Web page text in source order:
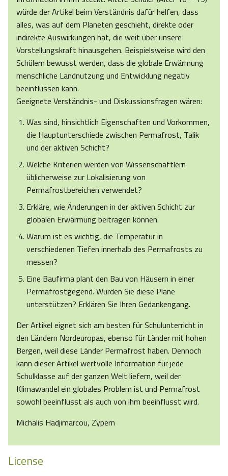
würde der Artikel beim Verständnis dafür helfen, dass
alles, was auf dem Planeten geschieht, direkte oder
indirekte Auswirkungen hat, die weit über unsere
Vorstellungskraft hinausgehen. Beispielsweise wird den
Schülern bewusst werden, dass die globale Erwärmung
menschliche Landnutzung und Entwicklung negativ
beeinflussen kann.
Geeignete Verständnis- und Diskussionsfragen wären:
Was sind, hinsichtlich Eigenschaften und Vorkommen,
die Hauptunterschiede zwischen Permafrost, Talik
und der aktiven Schicht?
Welche Kriterien werden von Wissenschaftlern
üblicherweise zur Lokalisierung von
Permafrostbereichen verwendet?
Erkläre, wie Änderungen in der aktiven Schicht zur
globalen Erwärmung beitragen können.
Warum ist es wichtig, die Temperatur in
verschiedenen Tiefen innerhalb des Permafrosts zu
messen?
Eine Baufirma plant den Bau von Häusern in einer
Permafrostgegend. Würden Sie diese Pläne
unterstützen? Erklären Sie Ihren Gedankengang.
Der Artikel eignet sich am besten für Schulunterricht in
den Ländern Nordeuropas, ebenso für Länder mit hohen
Bergen, weil diese Länder Permafrost haben. Dennoch
kann dieser Artikel wertvolle Information für jede
Schulklasse auf der ganzen Welt liefern, weil der
Klimawandel ein globales Problem ist und Permafrost
sowohl beeinflusst als auch von ihm beeinflusst wird.
Michalis Hadjimarcou, Zypern
License